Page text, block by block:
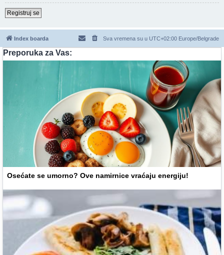
Registruj se
Index boarda Sva vremena su u UTC+02:00 Europe/Belgrade
Preporuka za Vas:
Osećate se umorno? Ove namirnice vraćaju energiju!